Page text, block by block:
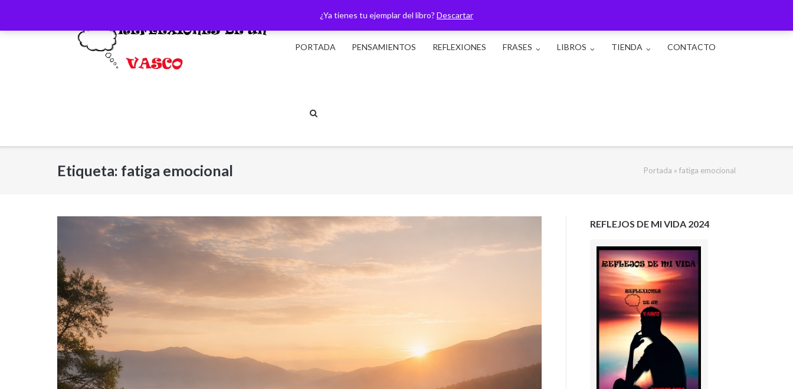
¿Ya tienes tu ejemplar del libro? Descartar
PORTADA
PENSAMIENTOS REFLEXIONES FRASES LIBROS TIENDA CONTACTO
Etiqueta: fatiga emocional Portada » fatiga emocional
REFLEJOS DE MI VIDA 2024